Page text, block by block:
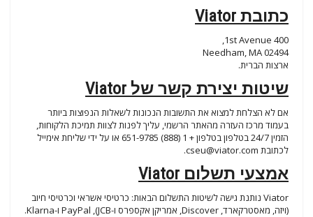
כתובת Viator
400 1st Avenue,
Needham, MA 02494
ארצות הברית.
שיטות יצירת קשר של Viator
אם לא הצלחת למצוא את התשובות הנכונות לשאלות הנפוצות ביותר
בעמוד מרכז העזרה מהאתר הרשמי, עליך לפנות לצוות תמיכת הלקוחות,
הזמין 24/7 בטלפון בטלפון + 1 (888) 651-9785 או על ידי שליחת אימייל
לכתובת cseu@viator.com
.
אמצעי תשלום Viator
Viator נותנת גישה לשיטות התשלום הבאות: כרטיסי אשראי וכרטיסי חיוב
(ויזה, מאסטרקארד, Discover, אמריקן אקספרס ו-JCB), PayPal ו-Klarna.